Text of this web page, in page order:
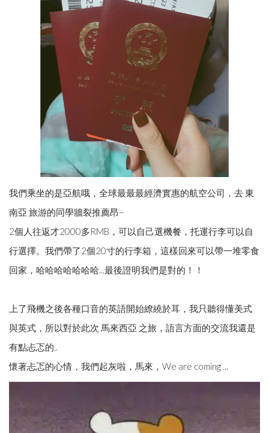
我們乘坐的是亞航哦，全球最最最經濟實惠的航空公司，去 東
南亞 旅游的同學牆裂推薦昂~
2個人往返才2000多RMB，可以自己選機餐，托運行李可以自
行選擇。我們帶了2個20寸的行李箱，這樣回來可以帶一堆零食
回家，哈哈哈哈哈哈哈...最後證明我們是對的！！
上了飛機之後各種口音的英語開始繚繞於耳，我只聽得懂美式
與英式，所以對於此次 馬來西亞 之旅，語言方面的交流我還是
有點忐忑的..
懷著忐忑的心情，我們起灰啦，馬來，We are coming ...